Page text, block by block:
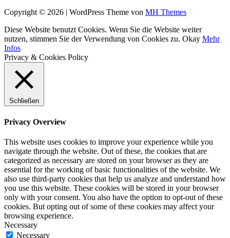
Copyright © 2026 | WordPress Theme von MH Themes
Diese Website benutzt Cookies. Wenn Sie die Website weiter
nutzen, stimmen Sie der Verwendung von Cookies zu. Okay Mehr
Infos
Privacy & Cookies Policy
Schließen
Privacy Overview
This website uses cookies to improve your experience while you
navigate through the website. Out of these, the cookies that are
categorized as necessary are stored on your browser as they are
essential for the working of basic functionalities of the website. We
also use third-party cookies that help us analyze and understand how
you use this website. These cookies will be stored in your browser
only with your consent. You also have the option to opt-out of these
cookies. But opting out of some of these cookies may affect your
browsing experience.
Necessary
Necessary